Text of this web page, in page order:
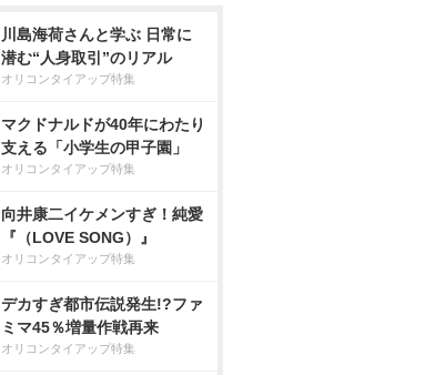
川島海荷さんと学ぶ 日常に
潜む“人身取引”のリアル
オリコンタイアップ特集
マクドナルドが40年にわたり
支える「小学生の甲子園」
オリコンタイアップ特集
向井康二イケメンすぎ！純愛
『（LOVE SONG）』
オリコンタイアップ特集
デカすぎ都市伝説発生!?ファ
ミマ45％増量作戦再来
オリコンタイアップ特集